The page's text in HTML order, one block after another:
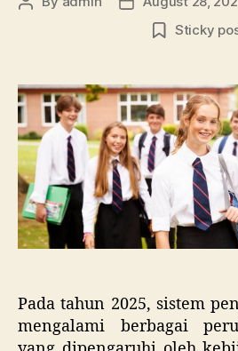
date
Sticky
Pada tahun 2025, sistem
mengalami berbagai